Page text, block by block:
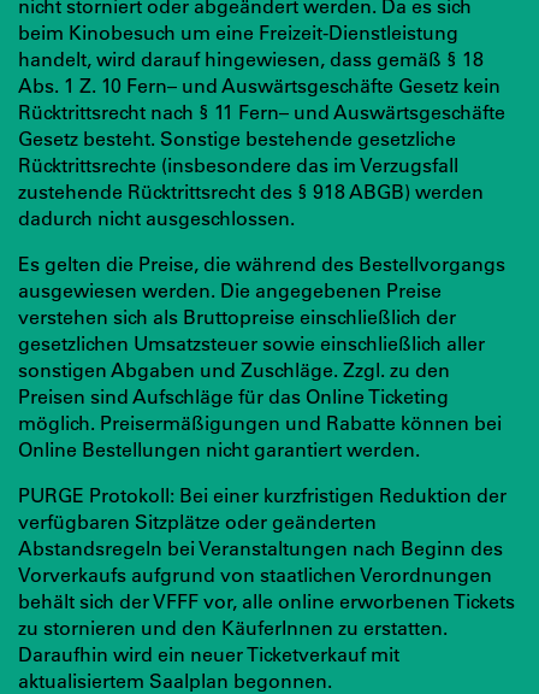
nicht storniert oder abgeändert werden. Da es sich
beim Kinobesuch um eine Freizeit-Dienstleistung
handelt, wird darauf hingewiesen, dass gemäß § 18
Abs. 1 Z. 10 Fern– und Auswärtsgeschäfte Gesetz kein
Rücktrittsrecht nach § 11 Fern– und Auswärtsgeschäfte
Gesetz besteht. Sonstige bestehende gesetzliche
Rücktrittsrechte (insbesondere das im Verzugsfall
zustehende Rücktrittsrecht des § 918 ABGB) werden
dadurch nicht ausgeschlossen.
Es gelten die Preise, die während des Bestellvorgangs
ausgewiesen werden. Die angegebenen Preise
verstehen sich als Bruttopreise einschließlich der
gesetzlichen Umsatzsteuer sowie einschließlich aller
sonstigen Abgaben und Zuschläge. Zzgl. zu den
Preisen sind Aufschläge für das Online Ticketing
möglich. Preisermäßigungen und Rabatte können bei
Online Bestellungen nicht garantiert werden.
PURGE Protokoll: Bei einer kurzfristigen Reduktion der
verfügbaren Sitzplätze oder geänderten
Abstandsregeln bei Veranstaltungen nach Beginn des
Vorverkaufs aufgrund von staatlichen Verordnungen
behält sich der VFFF vor, alle online erworbenen Tickets
zu stornieren und den KäuferInnen zu erstatten.
Daraufhin wird ein neuer Ticketverkauf mit
aktualisiertem Saalplan begonnen.